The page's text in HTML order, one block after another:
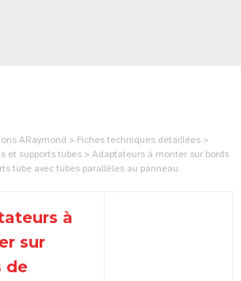
ARaymond > Fiches techniques détaillées >
et supports tubes > Adaptateurs à monter sur bords
tube avec tubes parallèles au panneau
à
sur
de